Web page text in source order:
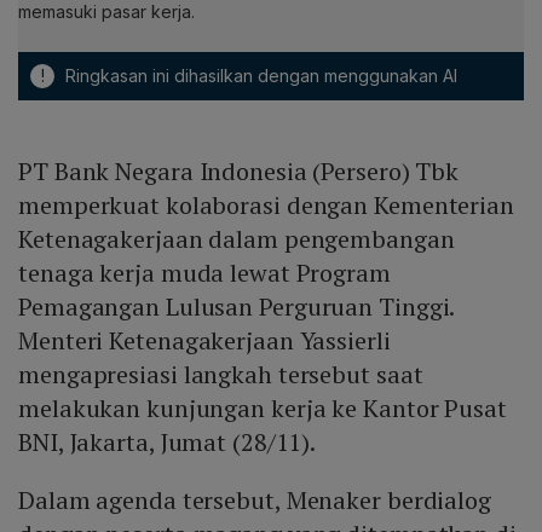
memasuki pasar kerja.
! Ringkasan ini dihasilkan dengan menggunakan AI
PT Bank Negara Indonesia (Persero) Tbk
memperkuat kolaborasi dengan Kementerian
Ketenagakerjaan dalam pengembangan
tenaga kerja muda lewat Program
Pemagangan Lulusan Perguruan Tinggi.
Menteri Ketenagakerjaan Yassierli
mengapresiasi langkah tersebut saat
melakukan kunjungan kerja ke Kantor Pusat
BNI, Jakarta, Jumat (28/11).
Dalam agenda tersebut, Menaker berdialog